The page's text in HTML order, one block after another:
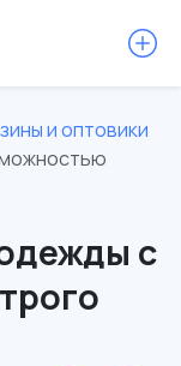
и оптовики
с